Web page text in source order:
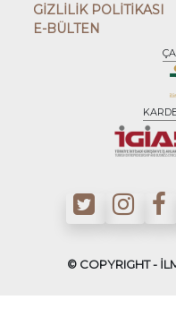
GİZLİLİK POLİTİKASI
E-BÜLTEN
© COPYRIGHT -